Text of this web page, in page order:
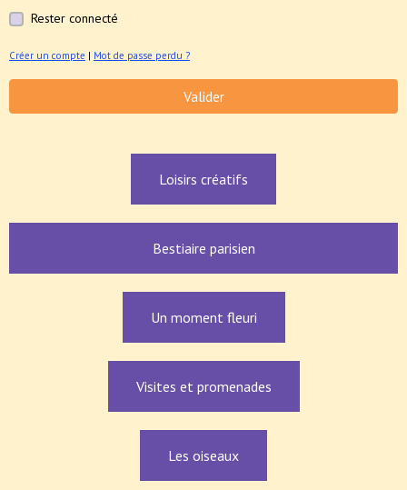
Rester connecté
Créer un compte | Mot de passe perdu ?
Valider
Loisirs créatifs
Bestiaire parisien
Un moment fleuri
Visites et promenades
Les oiseaux